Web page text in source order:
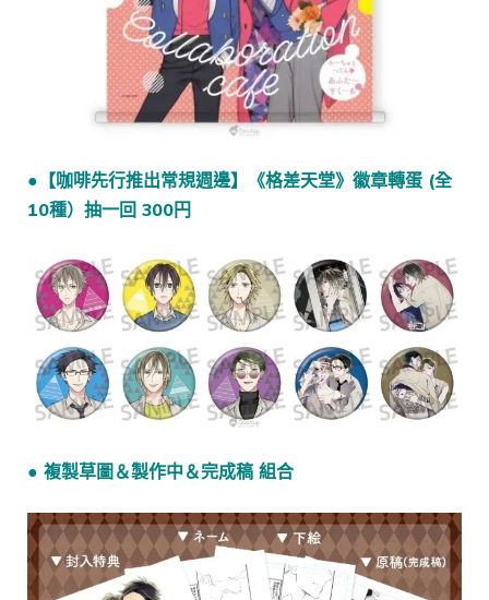
●【咖啡先行推出常規週邊】《格差天堂》徽章轉蛋 (全
10種）抽一回 300円
● 複製草圖＆製作中＆完成稿 組合